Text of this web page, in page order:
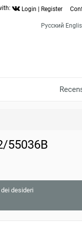
Login Register
Русский
55036B
desideri